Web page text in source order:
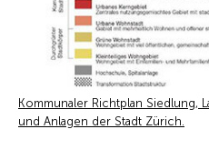
Kommunaler Richtplan Siedlung,
und Anlagen der Stadt Zürich.